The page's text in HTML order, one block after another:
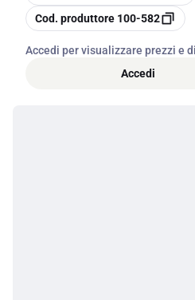
copia
Cod. produttore 100-582
Accedi per visualizzare prezzi e
Accedi